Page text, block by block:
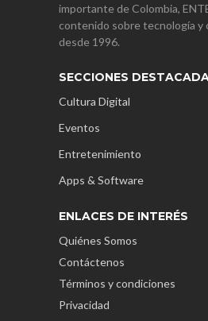
importante de Colombia,
contenido sobre tecnología y
desde 1996.
SECCIONES
Cultura Digital
Eventos
Entretenimiento
Apps & Software
ENLACES DE INTERÉS
Quiénes Somos
Contáctenos
Términos y condiciones
Privacidad